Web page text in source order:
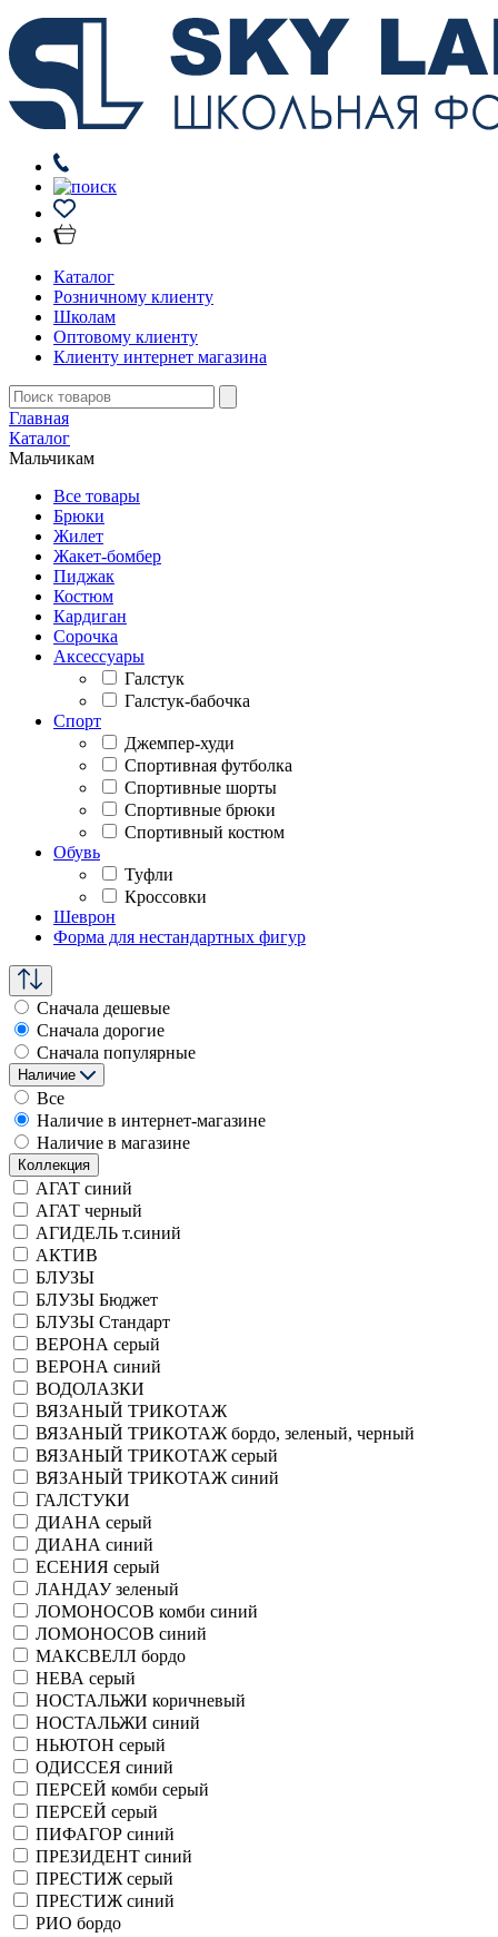
Каталог
Розничному клиенту
Школам
Оптовому клиенту
Клиенту интернет магазина
Главная
Каталог
Мальчикам
Все товары
Брюки
Жилет
Жакет-бомбер
Пиджак
Костюм
Кардиган
Сорочка
Аксессуары
Галстук
Галстук-бабочка
Спорт
Джемпер-худи
Спортивная футболка
Спортивные шорты
Спортивные брюки
Спортивный костюм
Обувь
Туфли
Кроссовки
Шеврон
Форма для нестандартных фигур
Сначала дешевые
Сначала дорогие
Сначала популярные
Наличие
Все
Наличие в интернет-магазине
Наличие в магазине
Коллекция
АГАТ синий
АГАТ черный
АГИДЕЛЬ т.синий
АКТИВ
БЛУЗЫ
БЛУЗЫ Бюджет
БЛУЗЫ Стандарт
ВЕРОНА серый
ВЕРОНА синий
ВОДОЛАЗКИ
ВЯЗАНЫЙ ТРИКОТАЖ
ВЯЗАНЫЙ ТРИКОТАЖ бордо, зеленый, черный
ВЯЗАНЫЙ ТРИКОТАЖ серый
ВЯЗАНЫЙ ТРИКОТАЖ синий
ГАЛСТУКИ
ДИАНА серый
ДИАНА синий
ЕСЕНИЯ серый
ЛАНДАУ зеленый
ЛОМОНОСОВ комби синий
ЛОМОНОСОВ синий
МАКСВЕЛЛ бордо
НЕВА серый
НОСТАЛЬЖИ коричневый
НОСТАЛЬЖИ синий
НЬЮТОН серый
ОДИССЕЯ синий
ПЕРСЕЙ комби серый
ПЕРСЕЙ серый
ПИФАГОР синий
ПРЕЗИДЕНТ синий
ПРЕСТИЖ серый
ПРЕСТИЖ синий
РИО бордо